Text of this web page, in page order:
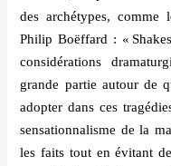
des archétypes, comme
Philip Boëffard : «
considérations
grande partie autour de
adopter dans ces tragé
sensationnalisme de la
les faits tout enévitant